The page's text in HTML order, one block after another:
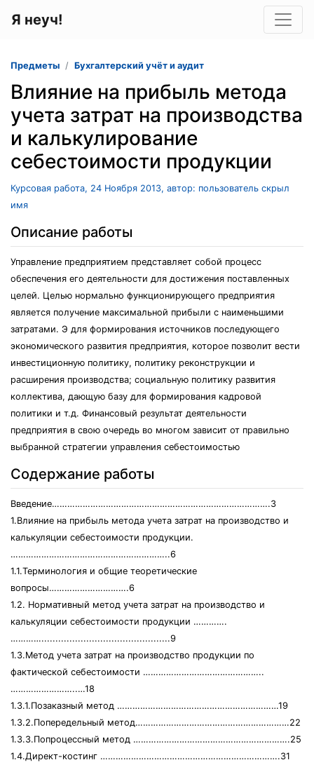
Я неуч!
Предметы Бухгалтерский учёт и аудит
Влияние на прибыль метода
учета затрат на производства
и калькулирование
себестоимости продукции
Курсовая работа, 24 Ноября 2013, автор: пользователь скрыл
имя
Описание работы
Управление предприятием представляет собой процесс
обеспечения его деятельности для достижения поставленных
целей. Целью нормально функционирующего предприятия
является получение максимальной прибыли с наименьшими
затратами. Э для формирования источников последующего
экономического развития предприятия, которое позволит вести
инвестиционную политику, политику реконструкции и
расширения производства; социальную политику развития
коллектива, дающую базу для формирования кадровой
политики и т.д. Финансовый результат деятельности
предприятия в свою очередь во многом зависит от правильно
выбранной стратегии управления себестоимостью
Содержание работы
Введение………………………………………………………………………….3
1.Влияние на прибыль метода учета затрат на производство и
калькуляции себестоимости продукции.
……………………………………………………..6
1.1.Терминология и общие теоретические
вопросы………………………….6
1.2. Нормативный метод учета затрат на производство и
калькуляции себестоимости продукции ………….
…………..............................................9
1.3.Метод учета затрат на производство продукции по
фактической себестоимости ………………………………………..
……………………..…18
1.3.1.Позаказный метод ………………………………………………………19
1.3.2.Попередельный метод……………………………………………………22
1.3.3.Попроцессный метод …………………………………………………….25
1.4.Директ-костинг …………………………………………………………….31